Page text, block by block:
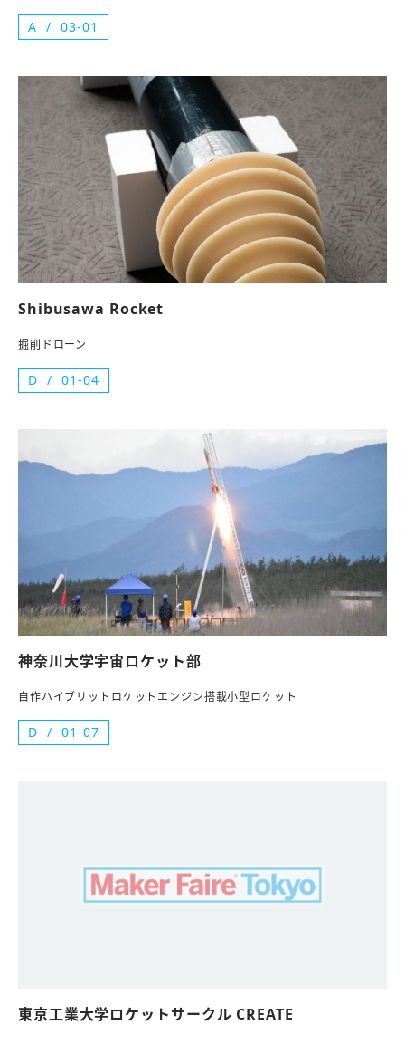
A 03-01
Shibusawa Rocket
掘削ドローン
D 01-04
神奈川大学宇宙ロケット部
自作ハイブリットロケットエンジン搭載小型ロケット
D 01-07
東京工業大学ロケットサークル CREATE